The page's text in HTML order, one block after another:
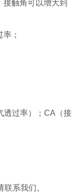
触角可以增大到
；
透过率）；CA（接
系我们。